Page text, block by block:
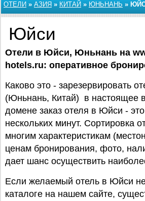
ОТЕЛИ » АЗИЯ » КИТАЙ » ЮНЬНАНЬ »
Юйси
Отели в Юйси, Юньнань на
hotels.ru: оперативное
Каково это - зарезервировать
(Юньнань, Китай) в настоящее
домене заказ отеля в Юйси -
нескольких минут. Сортировка
многим характеристикам
ценам бронирования, фото,
дает шанс осуществить
Если желаемый отель в Юйси
каталоге на нашем сайте,